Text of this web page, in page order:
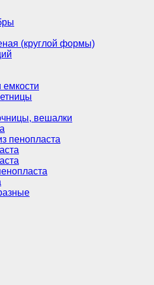
(круглой формы)
емкости
вешалки
пенопласта